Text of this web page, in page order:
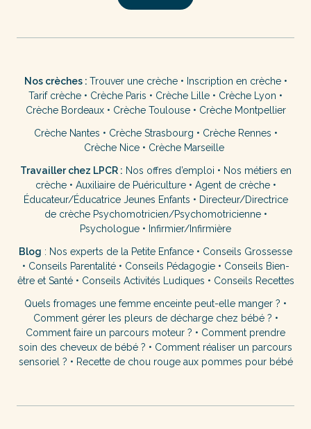
Nos crèches : Trouver une crèche• Inscription en crèche•
Tarif crèche • Crèche Paris • Crèche Lille • Crèche Lyon •
Crèche Bordeaux• Crèche Toulouse• Crèche Montpellier
Crèche Nantes • Crèche Strasbourg • Crèche Rennes •
Crèche Nice • Crèche Marseille
Travailler chez LPCR : Nos offres d’emploi • Nos métiers en
crèche• Auxiliaire de Puériculture• Agent de crèche•
Éducateur/Éducatrice Jeunes Enfants • Directeur/Directrice
de crèche Psychomotricien/Psychomotricienne•
Psychologue • Infirmier/Infirmière
Blog : Nos experts de la Petite Enfance • Conseils Grossesse
• Conseils Parentalité• Conseils Pédagogie• Conseils Bien-
être et Santé• Conseils Activités Ludiques • Conseils Recettes
Quels fromages une femme enceinte peut-elle manger ? •
Comment gérer les pleurs de décharge chez bébé ? •
Comment faire un parcours moteur ? • Comment prendre
soin des cheveux de bébé ? • Comment réaliser un parcours
sensoriel ? • Recette de chou rouge aux pommes pour bébé